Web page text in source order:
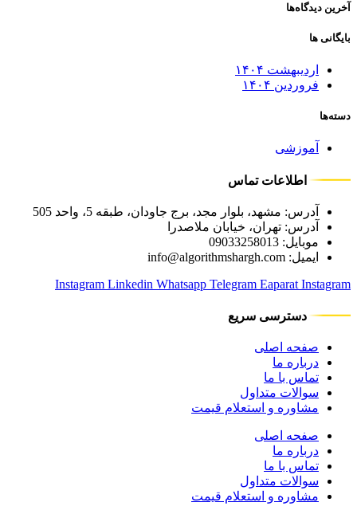
آخرین دیدگاه‌ها
بایگانی ها
اردیبهشت ۱۴۰۴
فروردین ۱۴۰۴
دسته‌ها
آموزشی
اطلاعات تماس
آدرس: مشهد، بلوار مجد، برج جاودان، طبقه 5، واحد 505
آدرس: تهران، خیابان ملاصدرا
موبایل: 09033258013
ایمیل: info@algorithmshargh.com
Instagram Linkedin Whatsapp Telegram Eaparat Instagram
دسترسی سریع
صفحه اصلی
درباره ما
تماس با ما
سوالات متداول
مشاوره و استعلام قیمت
صفحه اصلی
درباره ما
تماس با ما
سوالات متداول
مشاوره و استعلام قیمت